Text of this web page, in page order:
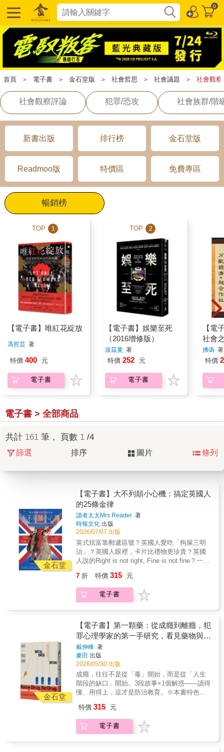
0
首頁 ＞ 電子書 ＞ 金石堂版 ＞ 社會哲思 ＞ 社會議題 ＞ 社會觀察
社會觀察評論 犯罪/恐攻 社會族群/階
新書出版 排行榜 金石堂版
Readmoo版 特價區 免費專區
暢銷榜
TOP 1
【電子書】唯紅花綻放
馮哲芸 著
特價 400 元
電子書
TOP 2
【電子書】娛樂至死
（2016增修版）
波茲曼 著
特價 252 元
電子書
【電
社會
拂偽 著
特價
電子書 > 全部商品
共計 161 筆， 頁數 1 /4
篩選 排序 圖片 條列
金石堂
【電子書】大不列顛小心機：搞定英國人
的25條金律
讀者太太Mrs Reader 著
時報文化 出版
2026/07/07 出版
英式炫富靠郵遞區號？英國人愛吃「狗屎三明
治」？英國人眼裡，卡片比禮物更珍貴？英國
人說的Right is not right, Fine is not fine？一次
地傳神的英語說法，輕鬆理解英國人思維It's
very you.▲稱讚對方穿搭很有個人品味與風格
What's the damage?▲幽默地把「帳單」比喻
想上和臺灣人大相徑庭的部分，進而讓讀者朋
友更能掌握和英國人交流時的眉角。書中聚焦
於英國人的個性和認知，包括他們喜歡、討厭
什麼，人際往來時哪些行為會被視為白目，哪
些話語會讓英國人把你視為「和他們一國的自
己人」，比如，閒談避免過度探聽個人隱私，
聊天氣是安全牌；送禮是門平衡的藝術，並非
愈貴重愈好；英國派對面面觀，沒有什麼事是
一場party解決不了的。繼大獲好評《大不列顛
小怪癖》之後，讀者太太推出續集《大不列顛
「英式怪癖」，你會發現只要懂得運用小心
機，搞定英國人其實並不難。某天當你不經意
脫口說出「Easy peasy lemon squeezy」這句
7 折 特價 315 元
電子書
金石堂
【電子書】第一顆藥：從成癮到離癮，犯
罪心理學家的第一手研究，看見藥物與執
念之間的心理缺口
戴伸峰 著
麥田 出版
2026/05/30 出版
成癮，往往不是從「毒」開始，而是從「人生
階段的缺口」開始。3段故事×1個解惑——讀得
懂、用得上，這才是防治教育。※本書特色★
戴伸峰教授的第一手研究資料，揭開每一段成
癮故事的開端★用科普說明，成癮的心理與行
為大解析輔以心理學應用解析，帶領讀者看見
特價 315 元
電子書